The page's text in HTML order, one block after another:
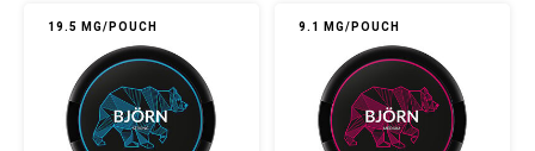
19.5 MG/POUCH 9.1 MG/POUCH